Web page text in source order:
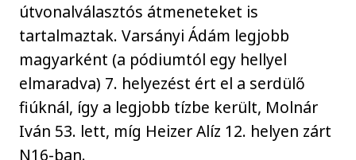
útvonalválasztós átmeneteket is
tartalmaztak. Varsányi Ádám legjobb
magyarként (a pódiumtól egy hellyel
elmaradva) 7. helyezést ért el a serdülő
fiúknál, így a legjobb tízbe került, Molnár
Iván 53. lett, míg Heizer Alíz 12. helyen zárt
N16-ban.